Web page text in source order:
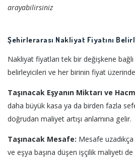
arayabilirsiniz
Şehirlerarası Nakliyat Fiyatını
Nakliyat fiyatları tek bir değişkene
belirleyicileri ve her birinin fiyat
Taşınacak Eşyanın Miktarı ve
daha büyük kasa ya da birden fazla
doğrudan maliyet artışı anlamına gelir.
Taşınacak Mesafe: Mesafe
ve eşya başına düşen işçilik maliyeti